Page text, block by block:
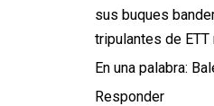
sus buques
tripulantes de ETT
En una palabra:
Responder